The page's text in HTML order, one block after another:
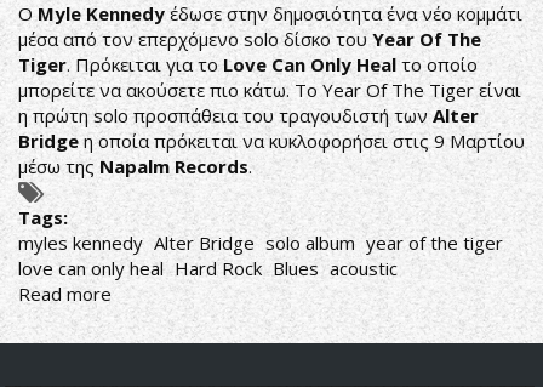
ΟMyle Kennedyέδωσε στην δημοσιότητα ένα νέο κομμάτι
μέσα από τον επερχόμενο solo δίσκο τουYear Of The
Tiger. Πρόκειται για τοLove Can Only Heal το οποίο
μπορείτε να ακούσετε πιο κάτω. Το Year Of The Tiger είναι
η πρώτη solo προσπάθεια του τραγουδιστή των Alter
Bridgeη οποία πρόκειται να κυκλοφορήσει στις 9 Μαρτίου
μέσω τηςNapalm Records.
Tags:
myles kennedy Alter Bridge solo album year of the tiger
love can only heal Hard Rock Blues acoustic
Read more about
MYLES
KENNEDY: